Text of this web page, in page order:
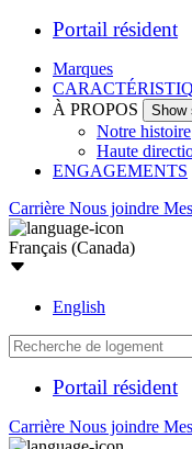
Portail résident
Marques
À PROPOS
Show
Notre histoire
Haute
ENGAGEMENTS
Carrière Nous joindre
Français (Canada)
English
Portail résident
Carrière Nous joindre